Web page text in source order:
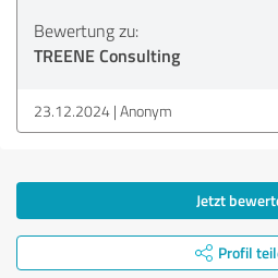
Bewertung zu:
TREENE Consulting
23.12.2024 Anonym
Jetzt
Profil